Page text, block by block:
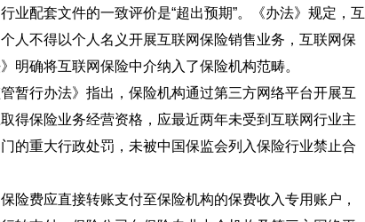
配套文件的一致评价是“超出预期”。《办法》规定，互
人不得以个人名义开展互联网保险销售业务，互联网保
明确将互联网保险中介纳入了保险机构范畴。
行办法》指出，保险机构通过第三方网络平台开展互
得保险业务经营资格，应最近两年未受到互联网行业主
的重大行政处罚，未被中国保监会列入保险行业禁止合
费应直接转账支付至保险机构的保费收入专用账户，